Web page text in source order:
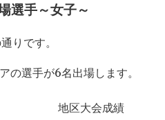
選手～女子～
りです。
の選手が6名出場します。
地区大会成績